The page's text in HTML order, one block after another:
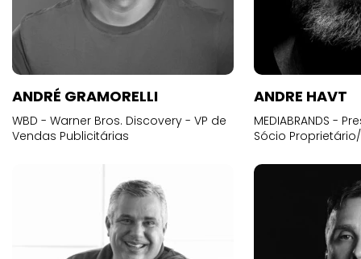
ANDRÉ GRAMORELLI
WBD - Warner Bros. Discovery - VP de
Vendas Publicitárias
ANDRE HAVT
MEDIABRANDS -
Sócio